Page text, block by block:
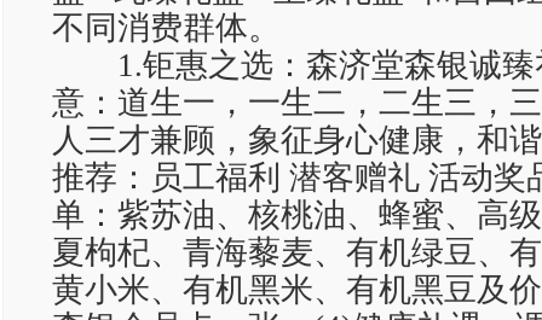
不同消费群体。
1.钜惠之选：森济堂森银诚臻
意：道生一，一生二，二生三，
人三才兼顾，象征身心健康，和
推荐：员工福利 潜客赠礼 活动奖
单：紫苏油、核桃油、蜂蜜、高
夏枸杞、青海藜麦、有机绿豆、
黄小米、有机黑米、有机黑豆及